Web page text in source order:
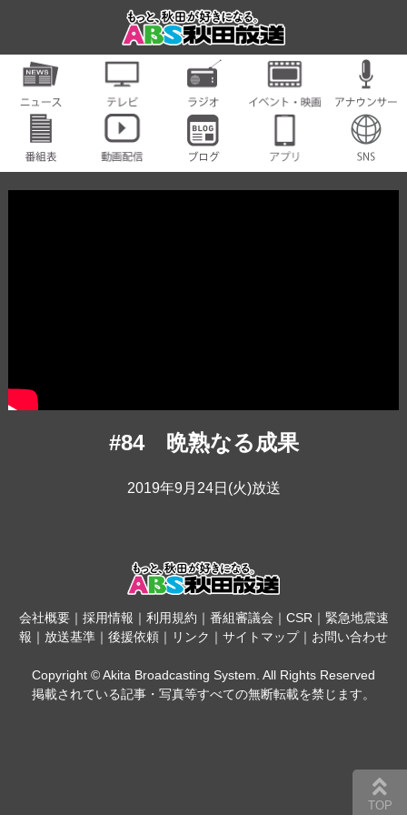
#84 晩熟なる成果
2019年9月24日(火)放送
会社概要｜ 採用情報 ｜ 利用規約 ｜ 番組審議会 ｜ CSR ｜ 緊急地震速
報 ｜ 放送基準 ｜ 後援依頼 ｜ リンク ｜ サイトマップ｜ お問い合わせ
Copyright © Akita Broadcasting System. All Rights Reserved
掲載されている記事・写真等すべての無断転載を禁じます。